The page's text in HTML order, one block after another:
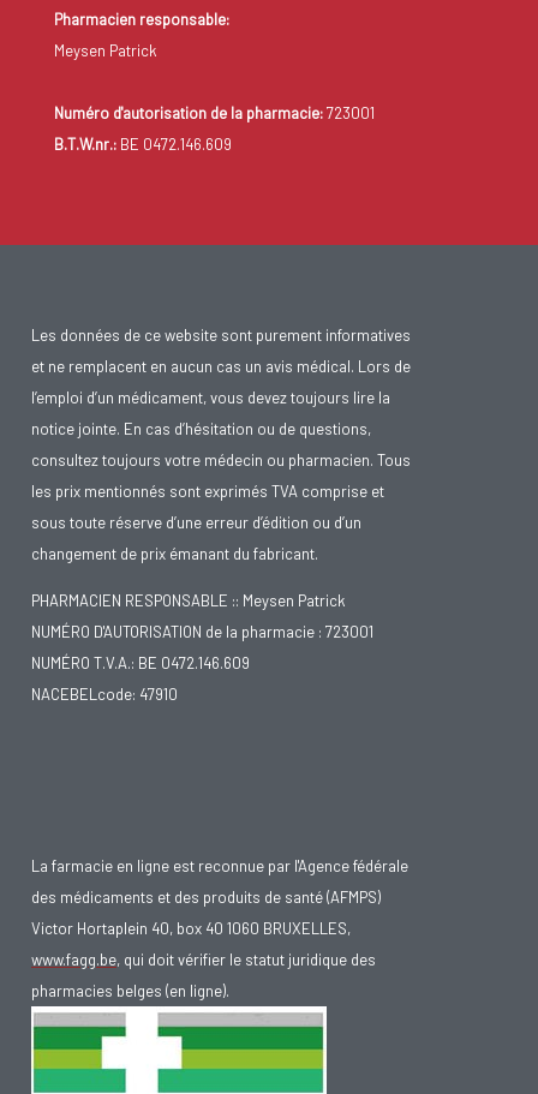
Pharmacien responsable:
Meysen Patrick
Numéro d'autorisation de la pharmacie:723001
B.T.W.nr.:BE 0472.146.609
Les données de ce website sont purement informatives
et ne remplacent en aucun cas un avis médical. Lors de
l’emploi d’un médicament, vous devez toujours lire la
notice jointe. En cas d’hésitation ou de questions,
consultez toujours votre médecin ou pharmacien. Tous
les prix mentionnés sont exprimés TVA comprise et
sous toute réserve d’une erreur d’édition ou d’un
changement de prix émanant du fabricant.
PHARMACIEN RESPONSABLE :: Meysen Patrick
NUMÉRO D'AUTORISATION de la pharmacie : 723001
NUMÉRO T.V.A.: BE 0472.146.609
NACEBELcode: 47910
La farmacie en ligne est reconnue par l'Agence fédérale
des médicaments et des produits de santé (AFMPS)
Victor Hortaplein 40, box 40 1060 BRUXELLES,
www.fagg.be, qui doit vérifier le statut juridique des
pharmacies belges (en ligne).